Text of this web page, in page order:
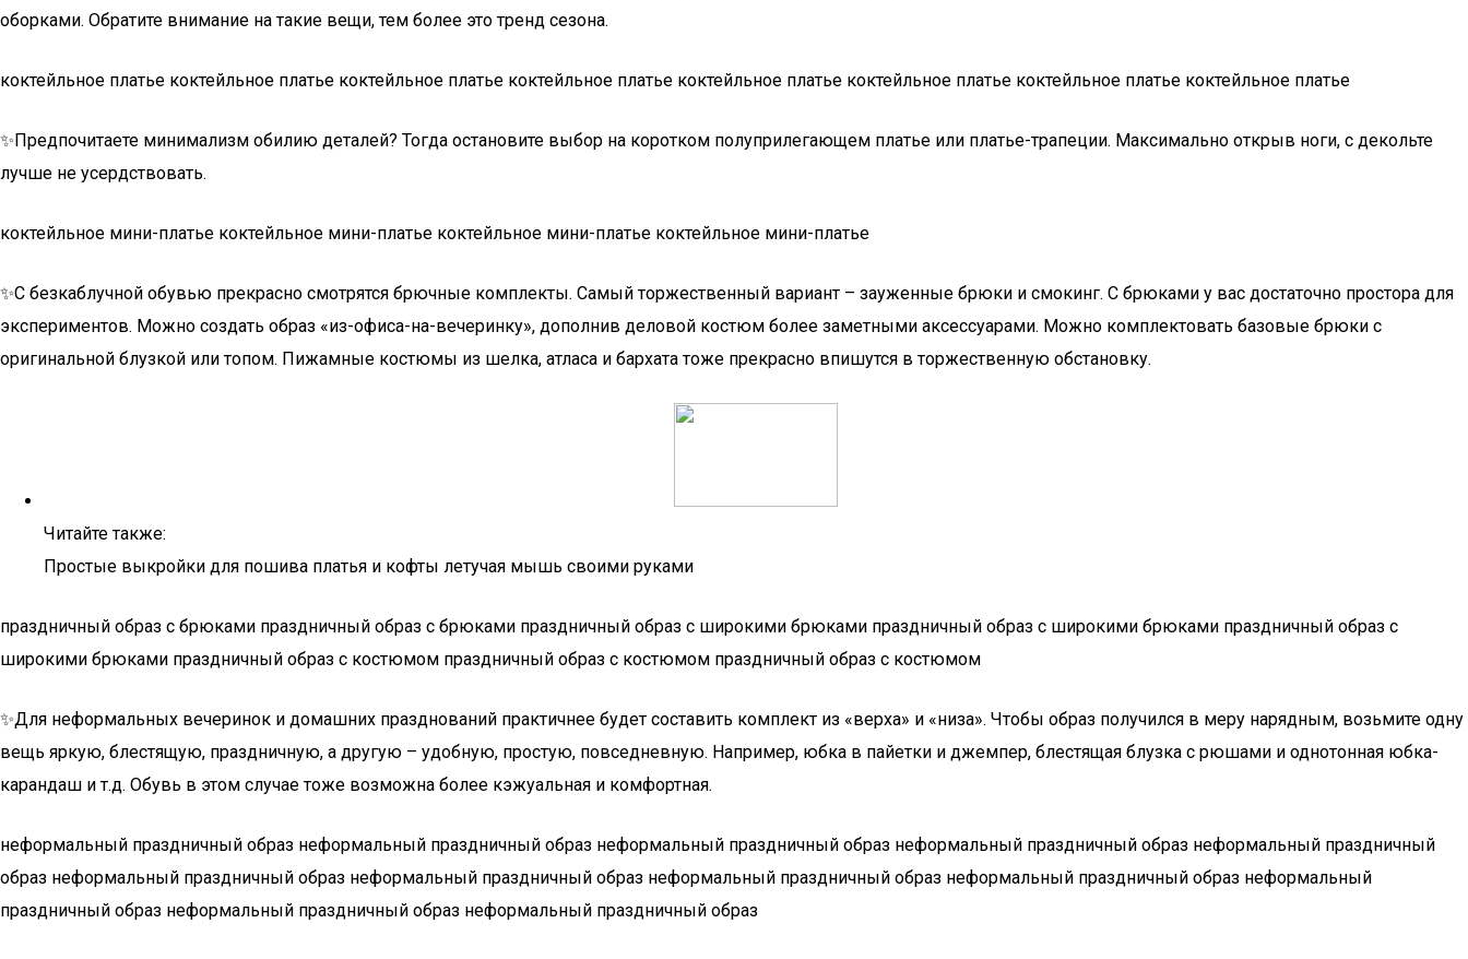
оборками. Обратите внимание на такие вещи, тем более это тренд сезона.
коктейльное платье коктейльное платье коктейльное платье коктейльное платье коктейльное платье коктейльное платье коктейльное платье коктейльное платье
✨Предпочитаете минимализм обилию деталей? Тогда остановите выбор на коротком полуприлегающем платье или платье-трапеции. Максимально открыв ноги, с декольте
лучше не усердствовать.
коктейльное мини-платье коктейльное мини-платье коктейльное мини-платье коктейльное мини-платье
✨С безкаблучной обувью прекрасно смотрятся брючные комплекты. Самый торжественный вариант – зауженные брюки и смокинг. С брюками у вас достаточно простора для
экспериментов. Можно создать образ «из-офиса-на-вечеринку», дополнив деловой костюм более заметными аксессуарами. Можно комплектовать базовые брюки с
оригинальной блузкой или топом. Пижамные костюмы из шелка, атласа и бархата тоже прекрасно впишутся в торжественную обстановку.
Читайте также:
Простые выкройки для пошива платья и кофты летучая мышь своими руками
праздничный образ с брюками праздничный образ с брюками праздничный образ с широкими брюками праздничный образ с широкими брюками праздничный образ с
широкими брюками праздничный образ с костюмом праздничный образ с костюмом праздничный образ с костюмом
✨Для неформальных вечеринок и домашних празднований практичнее будет составить комплект из «верха» и «низа». Чтобы образ получился в меру нарядным, возьмите одну
вещь яркую, блестящую, праздничную, а другую – удобную, простую, повседневную. Например, юбка в пайетки и джемпер, блестящая блузка с рюшами и однотонная юбка-
карандаш и т.д. Обувь в этом случае тоже возможна более кэжуальная и комфортная.
неформальный праздничный образ неформальный праздничный образ неформальный праздничный образ неформальный праздничный образ неформальный праздничный
образ неформальный праздничный образ неформальный праздничный образ неформальный праздничный образ неформальный праздничный образ неформальный
праздничный образ неформальный праздничный образ неформальный праздничный образ